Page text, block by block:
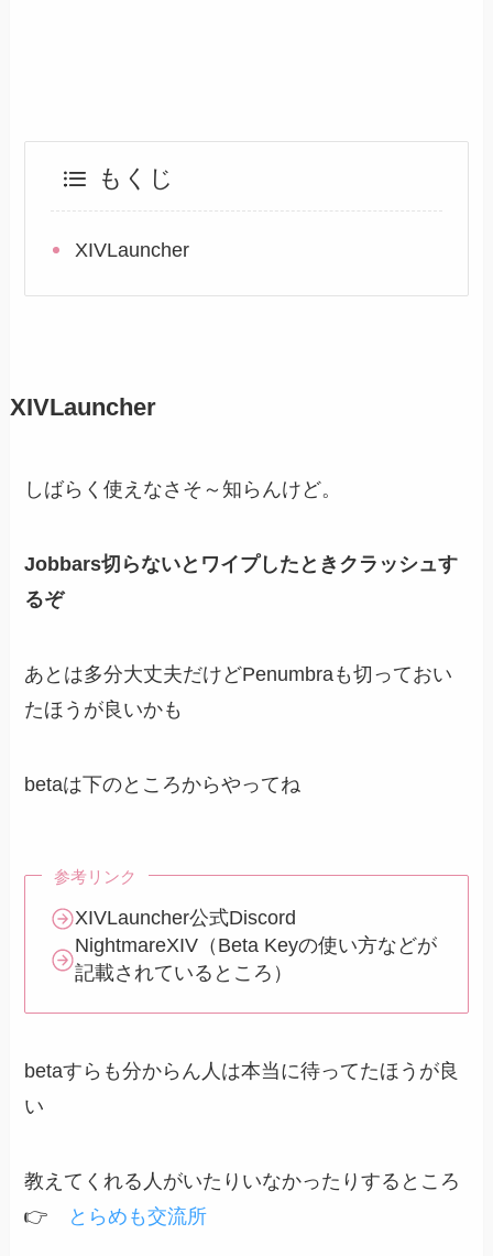
もくじ
XIVLauncher
XIVLauncher
しばらく使えなさそ～知らんけど。
Jobbars切らないとワイプしたときクラッシュす
るぞ
あとは多分大丈夫だけどPenumbraも切っておい
たほうが良いかも
betaは下のところからやってね
参考リンク
XIVLauncher公式Discord
NightmareXIV（Beta Keyの使い方などが
記載されているところ）
betaすらも分からん人は本当に待ってたほうが良
い
教えてくれる人がいたりいなかったりするところ
👉️
とらめも交流所